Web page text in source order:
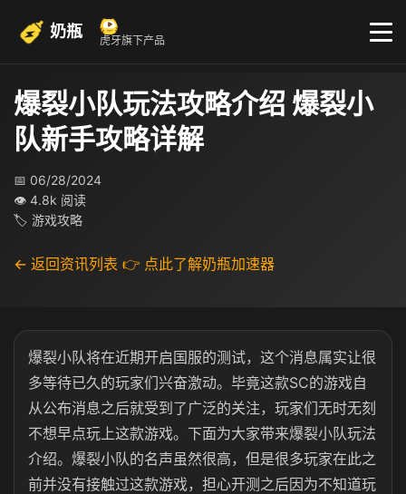
奶瓶 虎牙旗下产品
爆裂小队玩法攻略介绍 爆裂小
队新手攻略详解
📅 06/28/2024
👁 4.8k 阅读
🏷 游戏攻略
← 返回资讯列表 👉 点此了解奶瓶加速器
爆裂小队将在近期开启国服的测试，这个消息属实让很
多等待已久的玩家们兴奋激动。毕竟这款SC的游戏自
从公布消息之后就受到了广泛的关注，玩家们无时无刻
不想早点玩上这款游戏。下面为大家带来爆裂小队玩法
介绍。爆裂小队的名声虽然很高，但是很多玩家在此之
前并没有接触过这款游戏，担心开测之后因为不知道玩